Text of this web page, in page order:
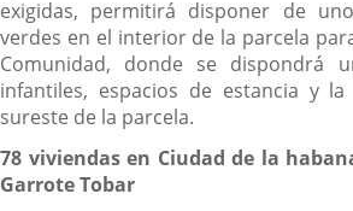
exigidas, permitirá disponer de
verdes en el interior de la parcela
Comunidad, donde se dispondrá
infantiles, espacios de estancia y
sureste de la parcela.
78 viviendas en Ciudad de la
Garrote Tobar